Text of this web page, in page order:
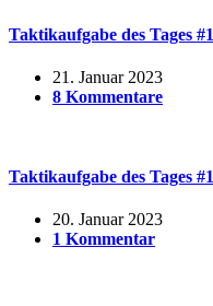
Taktikaufgabe des Tages
21. Januar 2023
8 Kommentare
Taktikaufgabe des Tages
20. Januar 2023
1 Kommentar